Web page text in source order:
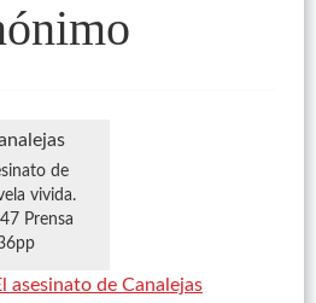
de
vivida.
Prensa
asesinato de Canalejas